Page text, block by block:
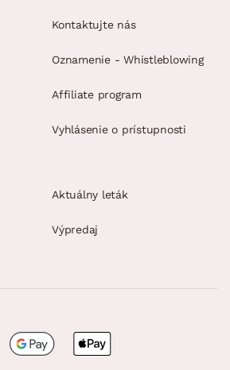
Kontaktujte nás
Oznamenie - Whistleblowing
Affiliate program
Vyhlásenie o prístupnosti
Aktuálny leták
Výpredaj